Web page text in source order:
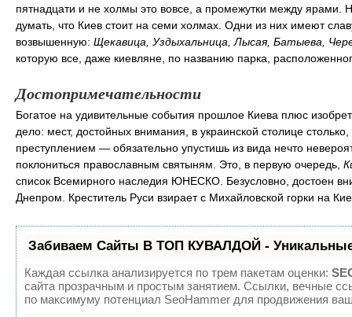
пятнадцати и не холмы это вовсе, а промежутки между ярами.
думать, что Киев стоит на семи холмах. Одни из них имеют
возвышенную: Щекавица, Уздыхальница, Лысая, Батыева,
которую все, даже киевляне, по названию парка,
Достопримечательности
Богатое на удивительные события прошлое Киева плюс
дело: мест, достойных внимания, в украинской столице
преступлением — обязательно упустишь из вида нечто
поклониться православным святыням. Это, в первую очередь,
список Всемирного наследия ЮНЕСКО. Безусловно, достоен
Днепром. Креститель Руси взирает с Михайловской горки на
Забиваем Сайты В ТОП КУВАЛДОЙ - Уникальные
Каждая ссылка анализируется по трем пакетам оценки:
сайта прозрачным и простым занятием. Ссылки, вечные
по максимуму потенциал SeoHammer для продвижения